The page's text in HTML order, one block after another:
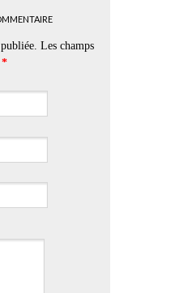
Les champs
*